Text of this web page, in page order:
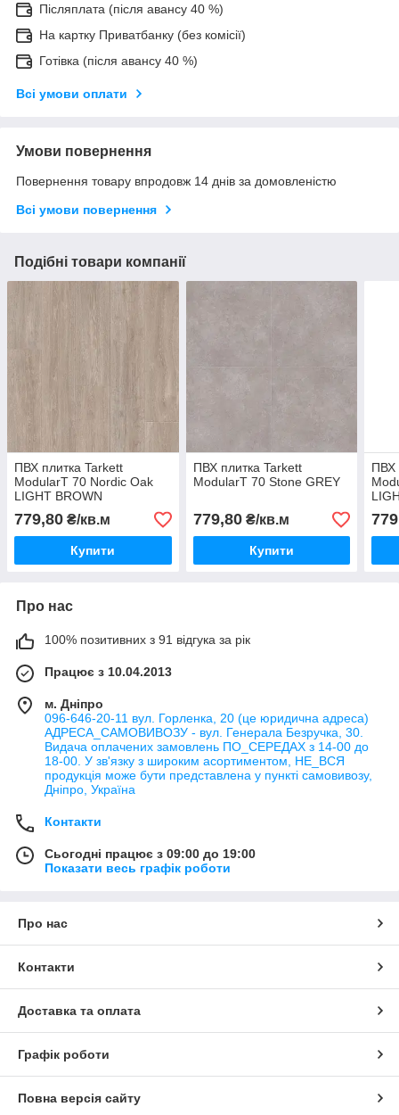
Післяплата (після авансу 40 %)
На картку Приватбанку (без комісії)
Готівка (після авансу 40 %)
Всі умови оплати
Умови повернення
Повернення товару впродовж 14 днів за домовленістю
Всі умови повернення
Подібні товари компанії
ПВХ плитка Tarkett
ModularT 70 Nordic Oak
LIGHT BROWN
779,80 ₴/кв.м
Купити
ПВХ плитка Tarkett
ModularT 70 Stone GREY
779,80₴/кв.м
Купити
ПВХ
Про нас
100% позитивних з 91 відгука за рік
Працює з 10.04.2013
м. Дніпро
096-646-20-11 вул. Горленка, 20 (це юридична адреса)
АДРЕСА_САМОВИВОЗУ - вул. Генерала Безручка, 30.
Видача оплачених замовлень ПО_СЕРЕДАХ з 14-00 до
18-00. У зв'язку з широким асортиментом, НЕ_ВСЯ
продукція може бути представлена у пункті самовивозу,
Дніпро, Україна
Контакти
Сьогодні працює з 09:00 до 19:00
Показати весь графік роботи
Про нас
Контакти
Доставка та оплата
Графік роботи
Повна версія сайту